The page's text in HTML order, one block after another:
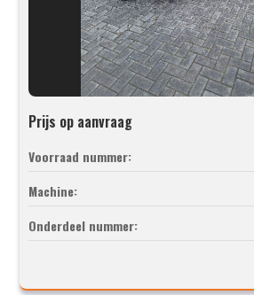
Prijs op aanvraag
Voorraad nummer:
Machine:
Onderdeel nummer: